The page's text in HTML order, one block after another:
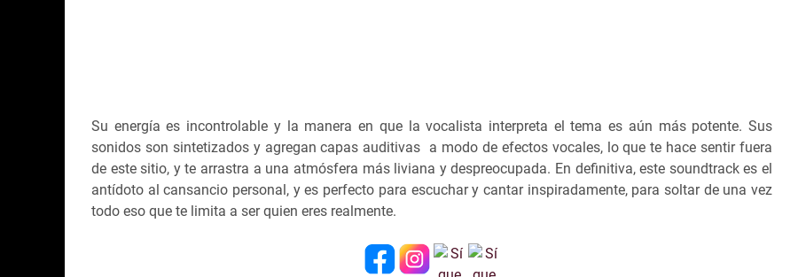
Su energía es incontrolable y la manera en que la vocalista interpreta el tema es aún más potente. Sus
sonidos son sintetizados y agregan capas auditivas a modo de efectos vocales, lo que te hace sentir fuera
de este sitio, y te arrastra a una atmósfera más liviana y despreocupada. En definitiva, este soundtrack es el
antídoto al cansancio personal, y es perfecto para escuchar y cantar inspiradamente, para soltar de una vez
todo eso que te limita a ser quien eres realmente.